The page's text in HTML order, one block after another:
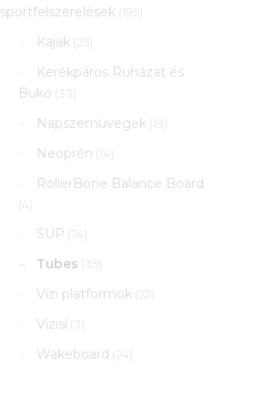
sportfelszerelések (195)
Kajak (25)
Kerékpáros Ruházat és
Bukó (33)
Napszemüvegek (19)
Neoprén (14)
RollerBone Balance Board
(4)
SUP (74)
Tubes (35)
Vízi platformok (22)
Vízisí (3)
Wakeboard (24)